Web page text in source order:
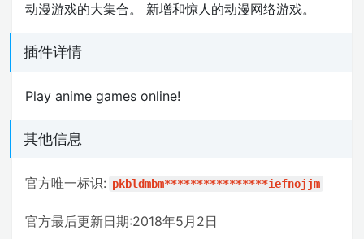
动漫游戏的大集合。 新增和惊人的动漫网络游戏。
插件详情
Play anime games online!
其他信息
官方唯一标识: pkbldmbm****************iefnojjm
官方最后更新日期:2018年5月2日